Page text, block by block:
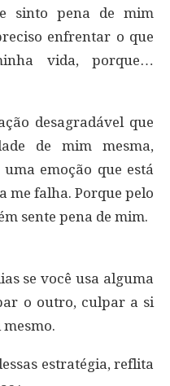
sinto pena de mim
enfrentar o que
vida, porque…
desagradável que
de mim mesma,
emoção que está
me falha. Porque pelo
sente pena de mim.
se você usa alguma
o outro, culpar a si
estratégia, reflita